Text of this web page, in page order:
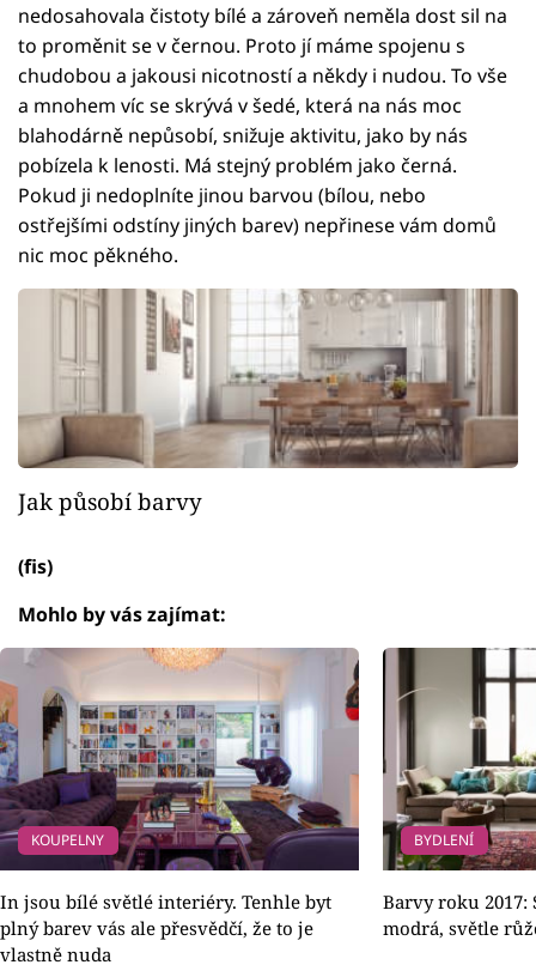
nedosahovala čistoty bílé a zároveň neměla dost sil na
to proměnit se v černou. Proto jí máme spojenu s
chudobou a jakousi nicotností a někdy i nudou. To vše
a mnohem víc se skrývá v šedé, která na nás moc
blahodárně nepůsobí, snižuje aktivitu, jako by nás
pobízela k lenosti. Má stejný problém jako černá.
Pokud ji nedoplníte jinou barvou (bílou, nebo
ostřejšími odstíny jiných barev) nepřinese vám domů
nic moc pěkného.
Jak působí barvy
(fis)
Mohlo by vás zajímat:
KOUPELNY
In jsou bílé světlé interiéry. Tenhle byt
plný barev vás ale přesvědčí, že to je
vlastně nuda
BYDLENÍ
Barvy roku 2017:
modrá, světle